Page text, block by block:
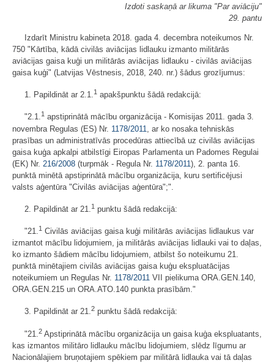
Izdoti saskaņā ar likuma "Par aviāciju"
29. pantu
Izdarīt Ministru kabineta 2018. gada 4. decembra noteikumos Nr.
750 "Kārtība, kādā civilās aviācijas lidlauku izmanto militārās
aviācijas gaisa kuģi un militārās aviācijas lidlauku - civilās aviācijas
gaisa kuģi" (Latvijas Vēstnesis, 2018, 240. nr.) šādus grozījumus:
1. Papildināt ar 2.1.1 apakšpunktu šādā redakcijā:
"2.1.1 apstiprinātā mācību organizācija - Komisijas 2011. gada 3.
novembra Regulas (ES) Nr. 1178/2011
, ar ko nosaka tehniskās
prasības un administratīvās procedūras attiecībā uz civilās aviācijas
gaisa kuģa apkalpi atbilstīgi Eiropas Parlamenta un Padomes Regulai
(EK) Nr. 216/2008 (turpmāk - Regula Nr. 1178/2011), 2. panta 16.
punktā minētā apstiprinātā mācību organizācija, kuru sertificējusi
valsts aģentūra "Civilās aviācijas aģentūra";".
2. Papildināt ar 21. 1 punktu šādā redakcijā:
"21.1 Civilās aviācijas gaisa kuģi militārās aviācijas lidlaukus var
izmantot mācību lidojumiem, ja militārās aviācijas lidlauki vai to daļas,
ko izmanto šādiem mācību lidojumiem, atbilst šo noteikumu 21.
punktā minētajiem civilās aviācijas gaisa kuģu ekspluatācijas
noteikumiem un Regulas Nr. 1178/2011 VII pielikuma ORA.GEN.140,
ORA.GEN.215 un ORA.ATO.140 punkta prasībām."
3. Papildināt ar 21.2 punktu šādā redakcijā:
"21. 2 Apstiprinātā mācību organizācija un gaisa kuģa ekspluatants,
kas izmantos militāro lidlauku mācību lidojumiem, slēdz līgumu ar
Nacionālajiem bruņotajiem spēkiem par militārā lidlauka vai tā daļas